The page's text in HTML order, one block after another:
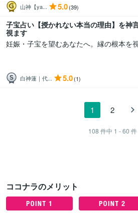
山神【ya... 5.0(39)
子宝占い【授かれない本当の理由】を神
視ます
妊娠・子宝を望むあなたへ。縁の根本を
白神蓮｜代... 5.0(1)
1 2
108 件中 1 - 60 件
ココナラのメリット